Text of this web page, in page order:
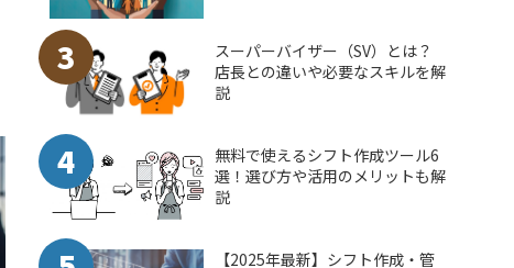
3
スーパーバイザー（SV）とは？
店長との違いや必要なスキルを解
説
4
無料で使えるシフト作成ツール6
選！選び方や活用のメリットも解
説
【2025年最新】シフト作成・管